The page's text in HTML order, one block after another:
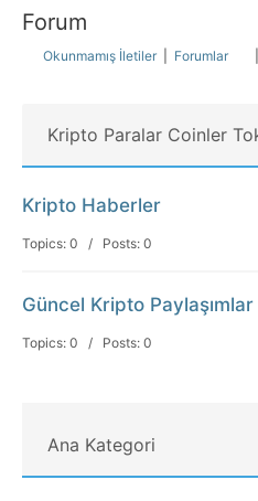
Forum
Okunmamış İletiler Forumlar
Kripto Paralar Coinler
Kripto Haberler
Topics: 0 / Posts: 0
Güncel Kripto Paylaşımlar
Topics: 0 / Posts: 0
Ana Kategori